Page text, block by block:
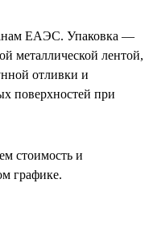
ЕАЭС. Упаковка —
металлической лентой,
отливки и
поверхностей при
стоимость и
графике.